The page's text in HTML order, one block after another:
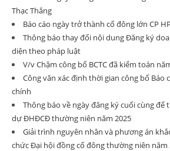
Thạc Thắng
Báo cáo ngày trở thành cổ đông lớn CP
Thông báo thay đổi nội dung Đăng ký
diện theo pháp luật
V/v Chậm công bố BCTC đã kiểm toán
Công văn xác định thời gian công bố Báo
chính
Thông báo về ngày đăng ký cuối cùng
dự ĐHĐCĐ thường niên năm 2025
Giải trình nguyên nhân và phương án
chức Đại hội đồng cổ đông thường niên năm